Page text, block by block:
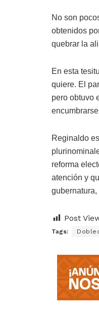
No son
obtenidos
quebrar la
En esta
quiere. El
pero obtuvo
Reginaldo
reforma
atención y
Post
Tags: